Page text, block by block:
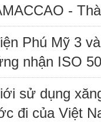
-
Phú Mỹ 3
nhận ISO
sử dụng
đi của Việt